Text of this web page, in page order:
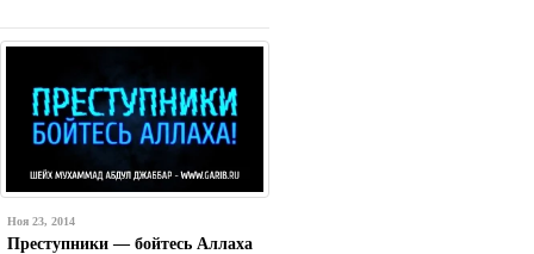
Ноя 23, 2014
Преступники — бойтесь Аллаха